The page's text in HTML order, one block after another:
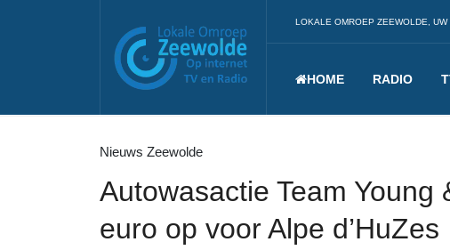
LOKALE OMROEP ZEEWOLDE,
HOME RADIO
Nieuws Zeewolde
Autowasactie Team Young
euro op voor Alpe d’HuZes